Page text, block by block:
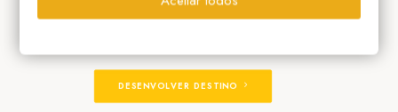
DESENVOLVER DESTINO